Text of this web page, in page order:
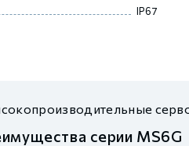
IP67
серии MS6G